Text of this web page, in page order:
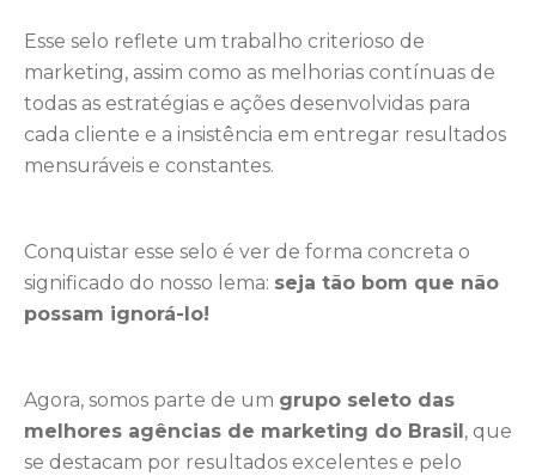
Esse selo reflete um trabalho criterioso de
marketing, assim como as melhorias contínuas de
todas as estratégias e ações desenvolvidas para
cada cliente e a insistência em entregar resultados
mensuráveis e constantes.
Conquistar esse selo é ver de forma concreta o
significado do nosso lema: seja tão bom que não
possam ignorá-lo!
Agora, somos parte de um grupo seleto das
melhores agências de marketing do Brasil , que
se destacam por resultados excelentes e pelo